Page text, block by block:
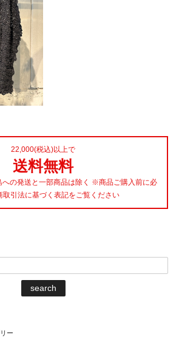
22,000(税込)以上で
送料無料
の発送と一部商品は除く ※商品ご購入前に必
取引法に基づく表記をご覧ください
search
ー